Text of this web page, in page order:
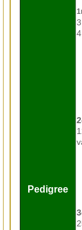
Pedigree